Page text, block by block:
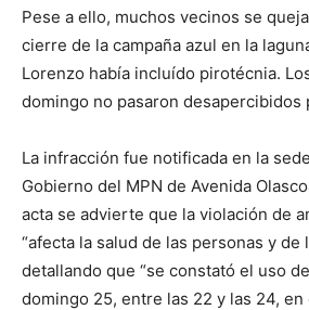
Pese a ello, muchos vecinos se
cierre de la campaña azul en la
Lorenzo había incluído pirotécnia.
domingo no pasaron desapercibidos
La infracción fue notificada en la
Gobierno del MPN de Avenida
acta se advierte que la violación de
“afecta la salud de las personas y de
detallando que “se constató el uso
domingo 25, entre las 22 y las 24, en